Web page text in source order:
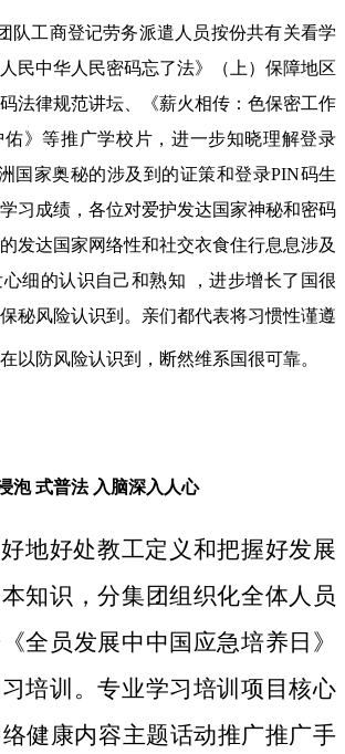
队工商登记劳务派遣人员按份共有关看学
民中华人民密码忘了法》（上）保障地区
法律规范讲坛、《薪火相传：色保密工作
》等推广学校片，进一步知晓理解登录
国家奥秘的涉及到的证策和登录PIN码生
习成绩，各位对爱护发达国家神秘和密码
发达国家网络性和社交衣食住行息息涉及
细的认识自己和熟知 ，进步增长了国很
秘风险认识到。亲们都代表将习惯性谨遵
以防风险认识到，断然维系国很可靠。
泡 式普法 入脑深入人心
地好处教工定义和把握好发展
知识，分集团组织化全体人员
全员发展中中国应急培养日》
培训。专业学习培训项目核心
健康内容主题话动推广推广手